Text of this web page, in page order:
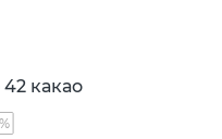
какао